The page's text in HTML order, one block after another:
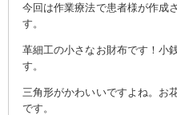
今回は作業療法で患者様が作成
す。
革細工の小さなお財布です！小
す。
三角形がかわいいですよね。お
です。